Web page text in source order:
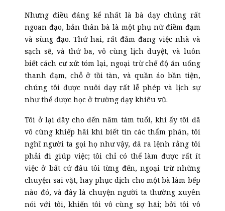
Nhưng điều đáng kể nhất là bà dạy chúng rất
ngoan đạo, bản thân bà là một phụ nữ điềm đạm
và sùng đạo. Thứ hai, rất đảm đang việc nhà và
sạch sẽ, và thứ ba, vô cùng lịch duyệt, và luôn
biết cách cư xử: tóm lại, ngoại trừ chế độ ăn uống
thanh đạm, chỗ ở tồi tàn, và quần áo bần tiện,
chúng tôi được nuôi dạy rất lễ phép và lịch sự
như thể được học ở trường dạy khiêu vũ.
Tôi ở lại đây cho đến năm tám tuổi, khi ấy tôi đã
vô cùng khiếp hãi khi biết tin các thẩm phán, tôi
nghĩ người ta gọi họ như vậy, đã ra lệnh rằng tôi
phải đi giúp việc; tôi chỉ có thể làm được rất ít
việc ở bất cứ đâu tôi từng đến, ngoại trừ những
chuyện sai vặt, hay phục dịch cho một bà làm bếp
nào đó, và đây là chuyện người ta thường xuyên
nói với tôi, khiến tôi vô cùng sợ hãi; bởi tôi vô